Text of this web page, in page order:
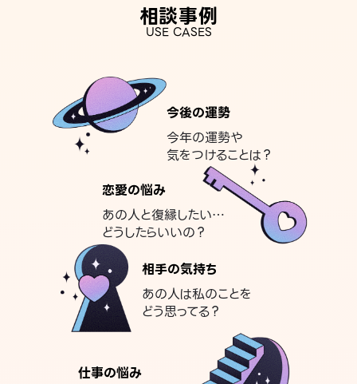
相談事例
USE CASES
今後の運勢
今年の運勢や
気をつけることは？
恋愛の悩み
あの人と復縁したい…
どうしたらいいの？
相手の気持ち
あの人は私のことを
どう思ってる？
仕事の悩み